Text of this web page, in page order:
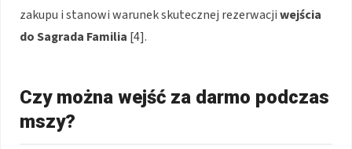
zakupu i stanowi warunek skutecznej rezerwacjiwejścia
do Sagrada Familia [4].
Czy można wejść za darmo podczas
mszy?